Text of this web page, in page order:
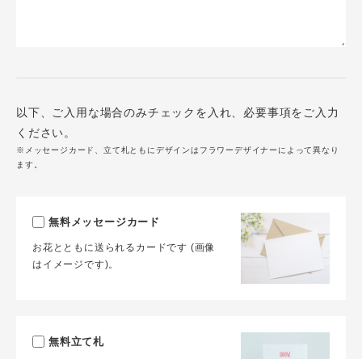
以下、ご入用な場合のみチェックを入れ、必要事項をご入力
ください。
※メッセージカード、立て札ともにデザインはフラワーデザイナーによって異なり
ます。
無料メッセージカード
お花とともに送られるカードです (画像
はイメージです)。
無料立て札